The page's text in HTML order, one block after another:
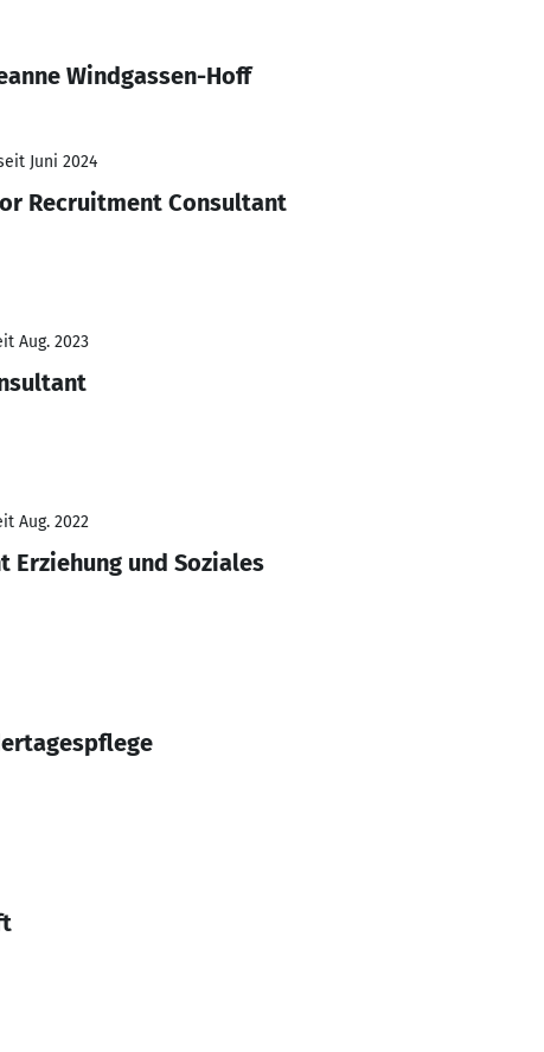
Windgassen-Hoff
Juni 2024
Recruitment Consultant
Aug. 2023
Aug. 2022
Erziehung und Soziales